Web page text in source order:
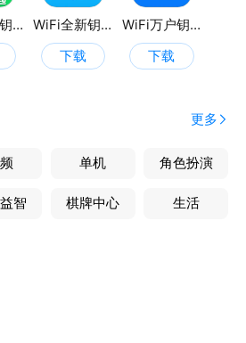
WiFi万界钥匙 WiFi全新钥匙
下载
WiFi万户钥匙
下载
更多
单机 角色扮演
智 棋牌中心 生活